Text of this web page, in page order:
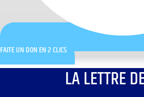
FAITE UN DON EN 2 CLICS
LA LETTRE